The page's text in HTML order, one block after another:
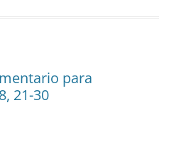
para
21-30